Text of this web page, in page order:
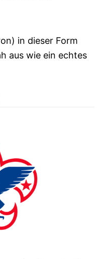
in dieser Form
aus wie ein echtes